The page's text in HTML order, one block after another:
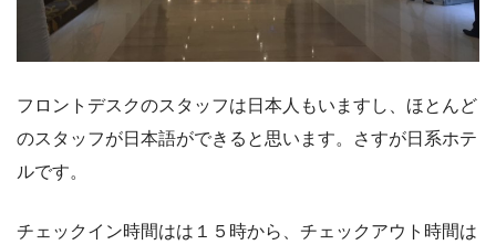
フロントデスクのスタッフは日本人もいますし、ほとんど
のスタッフが日本語ができると思います。さすが日系ホテ
ルです。
チェックイン時間はは１５時から、チェックアウト時間は